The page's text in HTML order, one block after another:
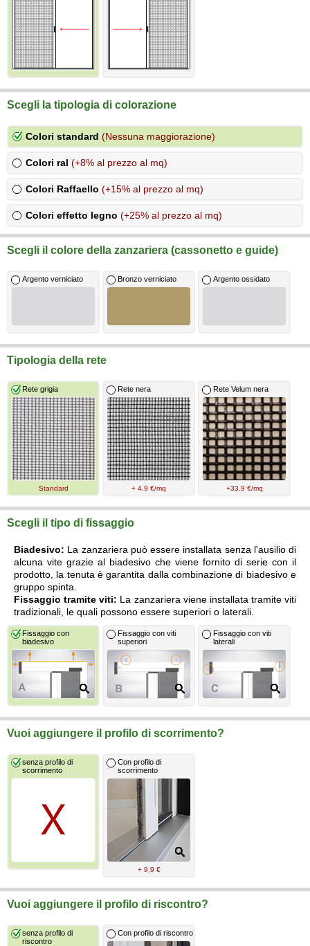
Scegli la tipologia di colorazione
Colori standard (Nessuna maggiorazione)
Colori ral (+8% al prezzo al mq)
Colori Raffaello (+15% al prezzo al mq)
Colori effetto legno (+25% al prezzo al mq)
Scegli il colore della zanzariera (cassonetto e guide)
Argento verniciato Bronzo verniciato Argento ossidato
Tipologia della rete
Rete grigia
Standard
Rete nera
+ 4,9 €/mq
Rete Velum nera
+33.9 €/mq
Scegli il tipo di fissaggio
Biadesivo: La zanzariera può essere installata senza l'ausilio di
alcuna vite grazie al biadesivo che viene fornito di serie con il
prodotto, la tenuta è garantita dalla combinazione di biadesivo e
gruppo spinta.
Fissaggio tramite viti: La zanzariera viene installata tramite viti
tradizionali, le quali possono essere superiori o laterali.
Fissaggio con
biadesivo
Fissaggio con viti
superiori
Fissaggio con viti
laterali
Vuoi aggiungere il profilo di scorrimento?
senza profilo di
scorrimento
Con profilo di
scorrimento
+ 9,9 €
Vuoi aggiungere il profilo di riscontro?
senza profilo di
riscontro
Con profilo di riscontro